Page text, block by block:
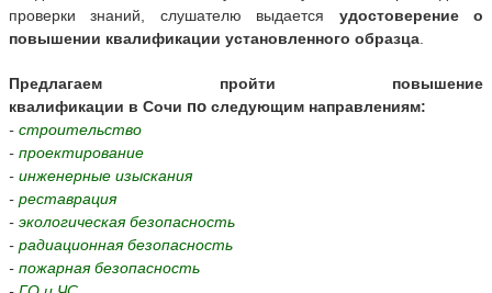
проверки знаний, слушателю выдается удостоверениео
повышении квалификации установленного образца
Предлагаем пройти повышение
квалификации в Сочи по следующим направлениям:
- строительство
- проектирование
- инженерные изыскания
- реставрация
- экологическая безопасность
- радиационная безопасность
- пожарная безопасность